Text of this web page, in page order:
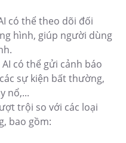
có thể theo dõi đối
hình, giúp người dùng
AI có thể gửi cảnh báo
sự kiện bất thường,
nổ,...
trội so với các loại
bao gồm: